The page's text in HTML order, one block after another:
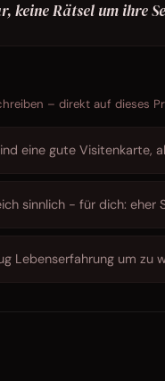
keine Rätsel um ihre
– direkt auf dieses
eine gute Visitenkarte,
sinnlich - für dich: eher
Lebenserfahrung um zu